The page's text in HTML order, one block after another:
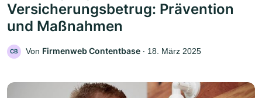
Versicherungsbetrug: Prävention
und Maßnahmen
CB Von Firmenweb Contentbase ‧ 18. März 2025